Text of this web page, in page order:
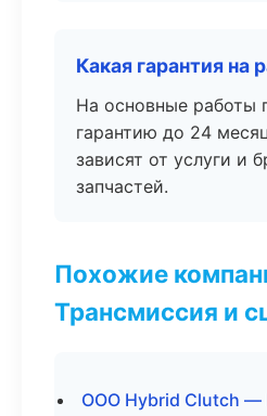
Какая гарантия на
На основные работы
гарантию до 24
зависят от услуги и
запчастей.
Похожие
Трансмиссия и
ООО Hybrid Clutch —